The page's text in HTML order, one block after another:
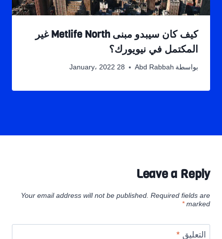
كيف كان سيبدو مبنى Metlife North غير
المكتمل في نيويورك؟
بواسطة Abd Rabbah 28 January، 2022
Leave a Reply
Your email address will not be published. Required fields are
marked
*
التعليق*